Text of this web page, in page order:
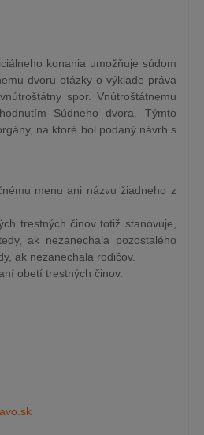
konania umožňuje súdom
dvoru otázky o výklade práva
spor. Vnútroštátnemu
Súdneho dvora. Týmto
na ktoré bol podaný návrh s
menu ani názvu žiadneho z
trestných činov totiž stanovuje,
ak nezanechala pozostalého
ak nezanechala rodičov.
obetí trestných činov.